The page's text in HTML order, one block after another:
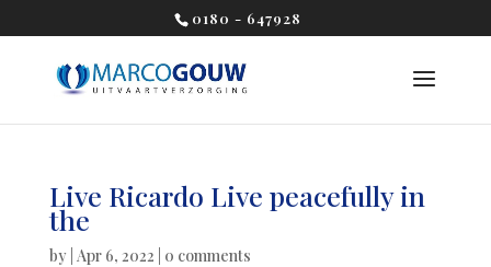
0180 - 647928
Live Ricardo Live peacefully in
the
by Apr 6, 2022 0 comments